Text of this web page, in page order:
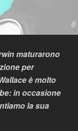
maturarono
per
è molto
in occasione
la sua